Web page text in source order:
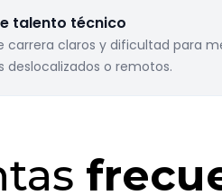
talento técnico
carrera claros y dificultad para
deslocalizados o remotos.